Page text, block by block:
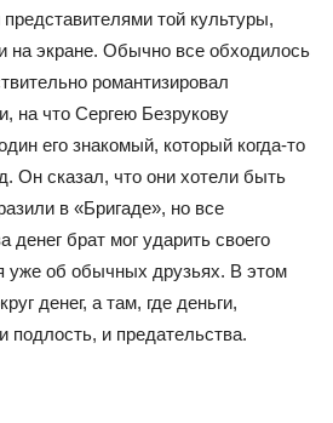
той культуры,
на экране. Обычно все обходилось
романтизировал
на что Сергею Безрукову
его знакомый, который когда-то
Он сказал, что они хотели быть
в «Бригаде», но все
денег брат мог ударить своего
уже об обычных друзьях. В этом
денег, а там, где деньги,
подлость, и предательства.